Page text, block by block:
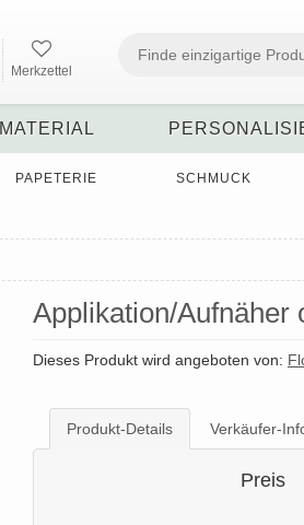
Merkzettel
MATERIAL
PAPETERIE SCHMUCK
Applikation/Aufnäher
Dieses Produkt wird angeboten von:
Produkt-Details Verkäufer-
Preis